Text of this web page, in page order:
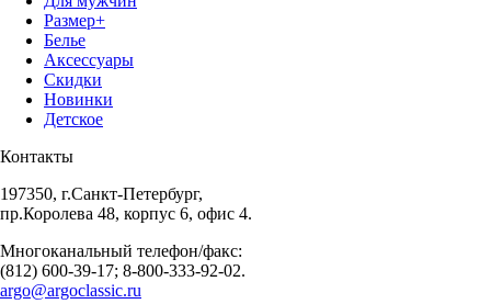
Размер+
Белье
Аксессуары
Скидки
Новинки
Детское
Контакты
197350, г.Санкт-Петербург,
пр.Королева 48, корпус 6, офис 4.
Многоканальный телефон/факс:
(812) 600-39-17; 8-800-333-92-02.
argo@argoclassic.ru